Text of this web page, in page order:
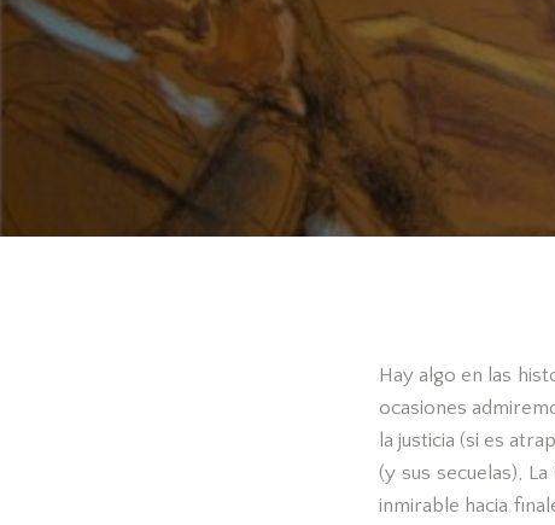
Hay algo en las
ocasiones
la justicia (si es
(y sus secuelas),
inmirable hacia